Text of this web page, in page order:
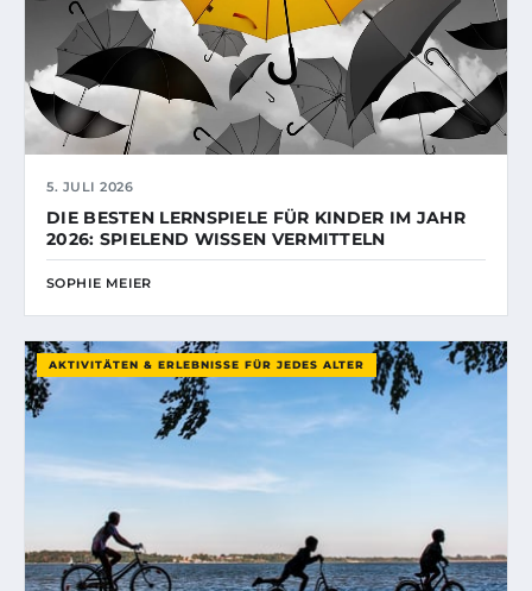
5. JULI 2026
DIE BESTEN LERNSPIELE FÜR KINDER IM JAHR
2026: SPIELEND WISSEN VERMITTELN
SOPHIE MEIER
AKTIVITÄTEN & ERLEBNISSE FÜR JEDES ALTER